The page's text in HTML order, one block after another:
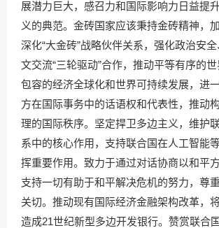
展潜力巨大，感召力和国际影响力日益提
义的典范。金砖国家应该秉持金砖精神，
深化“大金砖”战略伙伴关系，强化政治安
文交流“三轮驱动”合作，推动平等有序的
包容的经济全球化和世界可持续发展，进
方在国际事务中的话语权和代表性，推动
理的国际秩序。坚定捍卫多边主义，维护
系中的核心作用，支持联合国在人工智能
挥重要作用。致力于通过对话协商以和平
支持一切有助于和平解决危机的努力，尊
关切。推动现有国际经济金融架构改革，
造成21世纪新型多边开发银行。赞赏联合